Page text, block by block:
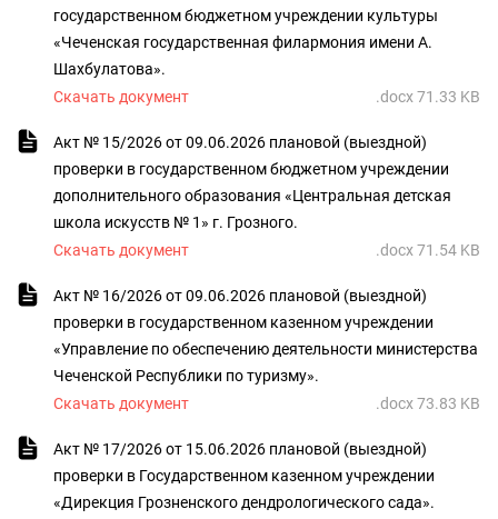
государственном бюджетном учреждении культуры
«Чеченская государственная филармония имени А.
Шахбулатова».
Скачать документ
.docx 71.33 KB
Акт № 15/2026 от 09.06.2026 плановой (выездной)
проверки в государственном бюджетном учреждении
дополнительного образования «Центральная детская
школа искусств № 1» г. Грозного.
Скачать документ
.docx 71.54 KB
Акт № 16/2026 от 09.06.2026 плановой (выездной)
проверки в государственном казенном учреждении
«Управление по обеспечению деятельности министерства
Чеченской Республики по туризму».
Скачать документ
.docx 73.83 KB
Акт № 17/2026 от 15.06.2026 плановой (выездной)
проверки в Государственном казенном учреждении
«Дирекция Грозненского дендрологического сада».